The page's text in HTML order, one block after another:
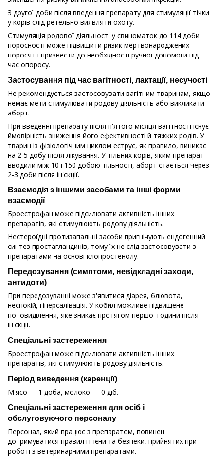
З другої доби після введення препарату для стимуляції тічки
у корів слід ретельно виявляти охоту.
Стимуляція родової діяльності у свиноматок до 114 доби
поросності може підвищити ризик мертвонароджених
поросят і призвести до необхідності ручної допомоги під
час опоросу.
Застосування під час вагітності, лактації, несучості
Не рекомендується застосовувати вагітним тваринам, якщо
немає мети стимулювати родову діяльність або викликати
аборт.
При введенні препарату після п'ятого місяця вагітності існує
ймовірність зниження його ефективності й тяжких родів. У
тварин із фізіологічним циклом еструс, як правило, виникає
на 2-5 добу після лікування. У тільних корів, яким препарат
вводили між 10 і 150 добою тільності, аборт стається через
2-3 доби після ін'єкції.
Взаємодія з іншими засобами та інші форми
взаємодії
Броестрофан може підсилювати активність інших
препаратів, які стимулюють родову діяльність.
Нестероїдні протизапальні засоби пригнічують ендогенний
синтез простагландинів, тому їх не слід застосовувати з
препаратами на основі клопростенолу.
Передозування (симптоми, невідкладні заходи,
антидоти)
При передозуванні може з'явитися діарея, блювота,
неспокій, гіперсалівація. У кобил можливе підвищене
потовиділення, яке зникає протягом першої години після
ін'єкції.
Спеціальні застереження
Броестрофан може підсилювати активність інших
препаратів, які стимулюють родову діяльність.
Період виведення (каренції)
М'ясо — 1 доба, молоко — 0 діб.
Спеціальні застереження для осіб і
обслуговуючого персоналу
Персонал, який працює з препаратом, повинен
дотримуватися правил гігієни та безпеки, прийнятих при
роботі з ветеринарними препаратами.